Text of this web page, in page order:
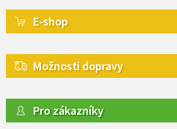
E-shop
Možnosti dopravy
Pro zákazníky